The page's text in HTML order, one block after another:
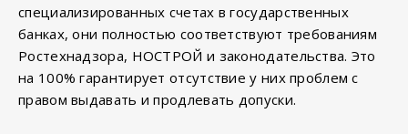
специализированных счетах в государственных
банках, они полностью соответствуют требованиям
Ростехнадзора, НОСТРОЙ и законодательства. Это
на 100% гарантирует отсутствие у них проблем с
правом выдавать и продлевать допуски.